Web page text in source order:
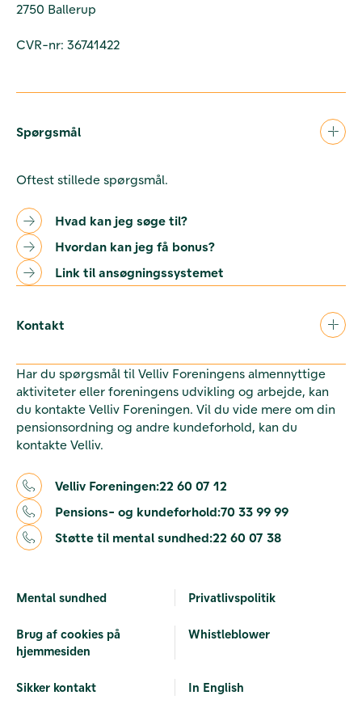
2750 Ballerup
CVR-nr: 36741422
Spørgsmål
Oftest stillede spørgsmål.
Hvad kan jeg søge til?
Hvordan kan jeg få bonus?
Link til ansøgningssystemet
Kontakt
Har du spørgsmål til Velliv Foreningens almennyttige
aktiviteter eller foreningens udvikling og arbejde, kan
du kontakte Velliv Foreningen. Vil du vide mere om din
pensionsordning og andre kundeforhold, kan du
kontakte Velliv.
Velliv Foreningen:22 60 07 12
Pensions- og kundeforhold:70 33 99 99
Støtte til mental sundhed:22 60 07 38
Mental sundhed Privatlivspolitik
Brug af cookies på
hjemmesiden
Whistleblower
Sikker kontakt In English